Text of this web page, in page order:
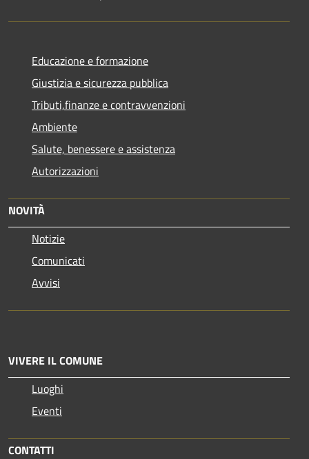
Educazione e formazione
Giustizia e sicurezza pubblica
Tributi,finanze e contravvenzioni
Ambiente
Salute, benessere e assistenza
Autorizzazioni
NOVITÀ
Notizie
Comunicati
Avvisi
VIVERE IL COMUNE
Luoghi
Eventi
CONTATTI